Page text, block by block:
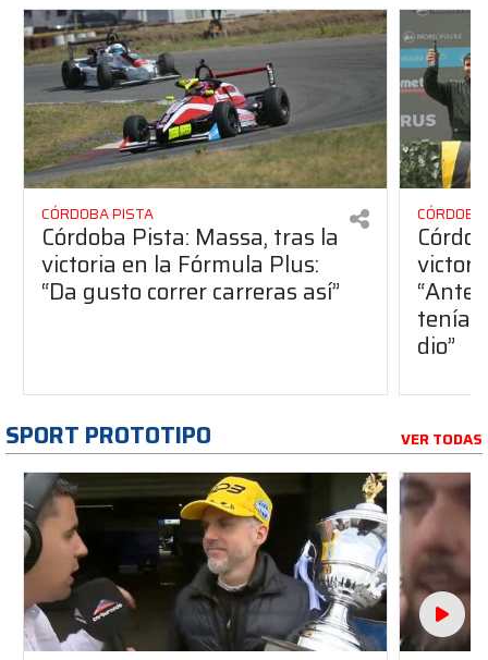
CÓRDOBA PISTA
Córdoba Pista: Massa, tras la
victoria en la Fórmula Plus:
“Da gusto correr carreras así”
dio”
SPORT PROTOTIPO VER TODAS